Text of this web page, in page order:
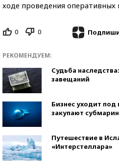
ходе проведения оперативных
0 0
РЕКОМЕНДУЕМ:
Судьба
завещаний
Бизнес уходит под
закупают
Путешествие в
«Интерстеллара»